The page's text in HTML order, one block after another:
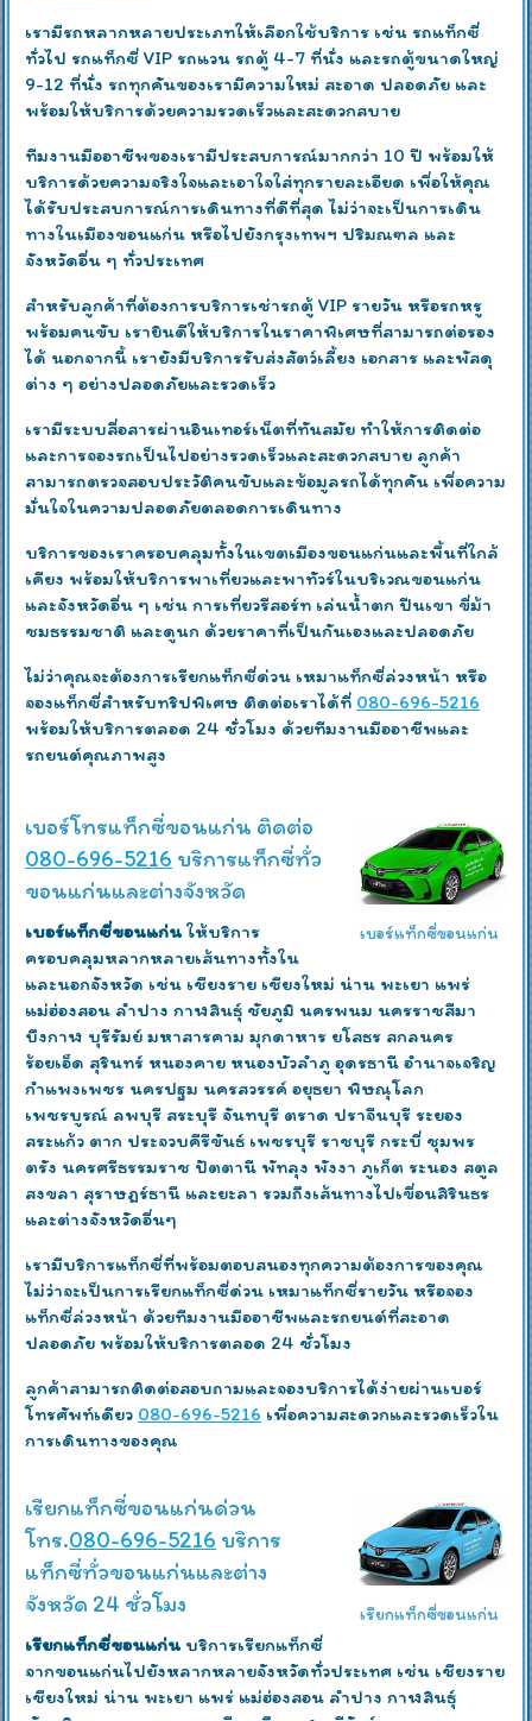
เรามีรถหลากหลายประเภทให้เลือกใช้บริการ เช่น รถแท็กซี่
ทั่วไป รถแท็กซี่ VIP รถแวน รถตู้ 4-7 ที่นั่ง และรถตู้ขนาดใหญ่
9-12 ที่นั่ง รถทุกคันของเรามีความใหม่ สะอาด ปลอดภัย และ
พร้อมให้บริการด้วยความรวดเร็วและสะดวกสบาย
ทีมงานมืออาชีพของเรามีประสบการณ์มากกว่า 10 ปี พร้อมให้
บริการด้วยความจริงใจและเอาใจใส่ทุกรายละเอียด เพื่อให้คุณ
ได้รับประสบการณ์การเดินทางที่ดีที่สุด ไม่ว่าจะเป็นการเดิน
ทางในเมืองขอนแก่น หรือไปยังกรุงเทพฯ ปริมณฑล และ
จังหวัดอื่น ๆ ทั่วประเทศ
สำหรับลูกค้าที่ต้องการบริการเช่ารถตู้ VIP รายวัน หรือรถหรู
พร้อมคนขับ เรายินดีให้บริการในราคาพิเศษที่สามารถต่อรอง
ได้ นอกจากนี้ เรายังมีบริการรับส่งสัตว์เลี้ยง เอกสาร และพัสดุ
ต่าง ๆ อย่างปลอดภัยและรวดเร็ว
เรามีระบบสื่อสารผ่านอินเทอร์เน็ตที่ทันสมัย ทำให้การติดต่อ
และการจองรถเป็นไปอย่างรวดเร็วและสะดวกสบาย ลูกค้า
สามารถตรวจสอบประวัติคนขับและข้อมูลรถได้ทุกคัน เพื่อความ
มั่นใจในความปลอดภัยตลอดการเดินทาง
บริการของเราครอบคลุมทั้งในเขตเมืองขอนแก่นและพื้นที่ใกล้
เคียง พร้อมให้บริการพาเที่ยวและพาทัวร์ในบริเวณขอนแก่น
และจังหวัดอื่น ๆ เช่น การเที่ยวรีสอร์ท เล่นน้ำตก ปีนเขา ขี่ม้า
ชมธรรมชาติ และดูนก ด้วยราคาที่เป็นกันเองและปลอดภัย
ไม่ว่าคุณจะต้องการเรียกแท็กซี่ด่วน เหมาแท็กซี่ล่วงหน้า หรือ
จองแท็กซี่สำหรับทริปพิเศษ ติดต่อเราได้ที่ 080-696-5216
พร้อมให้บริการตลอด 24 ชั่วโมง ด้วยทีมงานมืออาชีพและ
รถยนต์คุณภาพสูง
เบอร์แท็กซี่ขอนแก่น
เบอร์โทรแท็กซี่ขอนแก่น ติดต่อ
080-696-5216 บริการแท็กซี่ทั่ว
ขอนแก่นและต่างจังหวัด
เบอร์แท็กซี่ขอนแก่น ให้บริการ
ครอบคลุมหลากหลายเส้นทางทั้งใน
และนอกจังหวัด เช่น เชียงราย เชียงใหม่ น่าน พะเยา แพร่
แม่ฮ่องสอน ลำปาง กาฬสินธุ์ ชัยภูมิ นครพนม นครราชสีมา
บึงกาฬ บุรีรัมย์ มหาสารคาม มุกดาหาร ยโสธร สกลนคร
ร้อยเอ็ด สุรินทร์ หนองคาย หนองบัวลำภู อุดรธานี อำนาจเจริญ
กำแพงเพชร นครปฐม นครสวรรค์ อยุธยา พิษณุโลก
เพชรบูรณ์ ลพบุรี สระบุรี จันทบุรี ตราด ปราจีนบุรี ระยอง
สระแก้ว ตาก ประจวบคีรีขันธ์ เพชรบุรี ราชบุรี กระบี่ ชุมพร
ตรัง นครศรีธรรมราช ปัตตานี พัทลุง พังงา ภูเก็ต ระนอง สตูล
สงขลา สุราษฎร์ธานี และยะลา รวมถึงเส้นทางไปเขื่อนสิรินธร
และต่างจังหวัดอื่นๆ
เรามีบริการแท็กซี่ที่พร้อมตอบสนองทุกความต้องการของคุณ
ไม่ว่าจะเป็นการเรียกแท็กซี่ด่วน เหมาแท็กซี่รายวัน หรือจอง
แท็กซี่ล่วงหน้า ด้วยทีมงานมืออาชีพและรถยนต์ที่สะอาด
ปลอดภัย พร้อมให้บริการตลอด 24 ชั่วโมง
ลูกค้าสามารถติดต่อสอบถามและจองบริการได้ง่ายผ่านเบอร์
โทรศัพท์เดียว 080-696-5216 เพื่อความสะดวกและรวดเร็วใน
การเดินทางของคุณ
เรียกแท็กซี่ขอนแก่น
เรียกแท็กซี่ขอนแก่นด่วน
โทร.080-696-5216 บริการ
แท็กซี่ทั่วขอนแก่นและต่าง
จังหวัด 24 ชั่วโมง
เรียกแท็กซี่ขอนแก่น บริการเรียกแท็กซี่
จากขอนแก่นไปยังหลากหลายจังหวัดทั่วประเทศ เช่น เชียงราย
เชียงใหม่ น่าน พะเยา แพร่ แม่ฮ่องสอน ลำปาง กาฬสินธุ์